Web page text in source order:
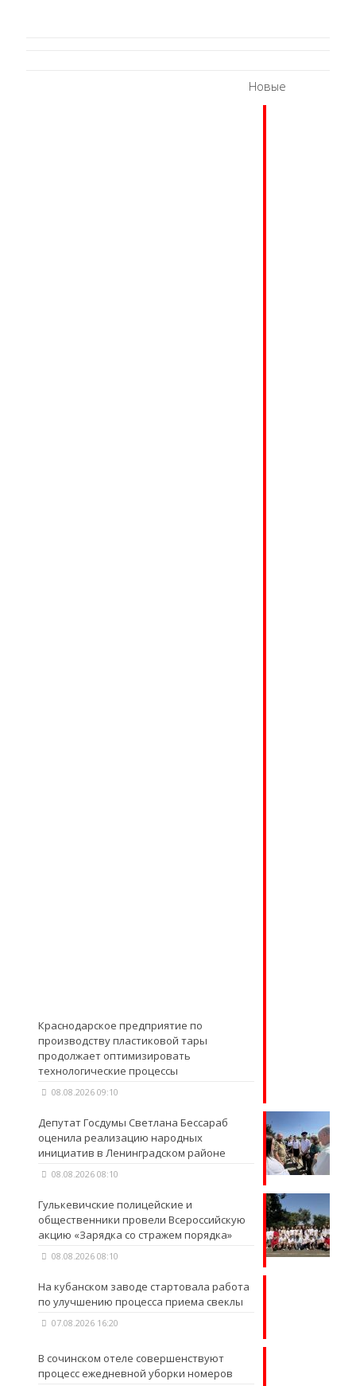
Новые
Краснодарское предприятие по
производству пластиковой тары
продолжает оптимизировать
технологические процессы
08.08.2026 09:10
Депутат Госдумы Светлана Бессараб
оценила реализацию народных
инициатив в Ленинградском районе
08.08.2026 08:10
Гулькевичские полицейские и
общественники провели Всероссийскую
акцию «Зарядка со стражем порядка»
08.08.2026 08:10
На кубанском заводе стартовала работа
по улучшению процесса приема свеклы
07.08.2026 16:20
В сочинском отеле совершенствуют
процесс ежедневной уборки номеров